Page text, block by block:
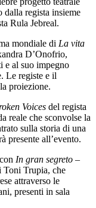
dalla regista insieme
Rula Jebreal.
mondiale di La vita
D’Onofrio,
e al suo impegno
Le registe e il
proiezione.
Voices del regista
reale che sconvolse la
sulla storia di una
presente all’evento.
In gran segreto –
Toni Trupia, che
attraverso le
presenti in sala